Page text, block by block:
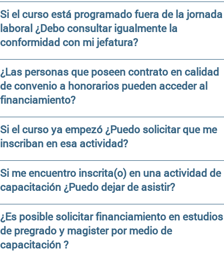
Si el curso está programado fuera de la jornada
laboral ¿Debo consultar igualmente la
conformidad con mi jefatura?
¿Las personas que poseen contrato en calidad
de convenio a honorarios pueden acceder al
financiamiento?
Si el curso ya empezó ¿Puedo solicitar que me
inscriban en esa actividad?
Si me encuentro inscrita(o) en una actividad de
capacitación ¿Puedo dejar de asistir?
¿Es posible solicitar financiamiento en estudios
de pregrado y magister por medio de
capacitación ?